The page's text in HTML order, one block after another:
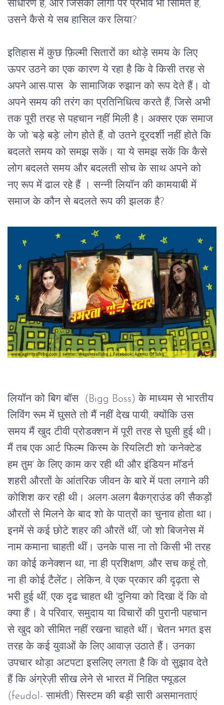
साधारण है, और जिसका लोगों पर प्रभाव भी सिमित है,
उसने कैसे ये सब हासिल कर लिया?
इतिहास में कुछ फ़िल्मी सितारों का थोड़े समय के लिए
ऊपर उठने का एक कारण ये रहा है कि वे किसी तरह से
अपने आस-पास  के सामाजिक रुझान को रूप देते हैं। वो
अपने समय की तरंग का प्रतिनिधित्व करते हैं, जिसे अभी
तक पूरी तरह से पहचान नहीं मिली है। अक्सर एक समाज
के जो 'बड़े बड़े' लोग होते हैं, वो उतने दूरदर्शी नहीं होते कि
बदलते समय को समझ सकें। या ये समझ सकें कि कैसे
लोग बदलते समय और बदलती सोच के साथ अपने को
नए रूप में ढाल रहे हैं । सन्नी लियॉन की कामयाबी में
समाज के कौन से बदलते रूप की झलक है?
लियॉन को बिग बॉस  (Bigg Boss) के माध्यम से भारतीय
लिविंग रूम में घुसते तो मैं नहीं देख पायी, क्योंकि उस
समय मैं खुद टीवी प्रोडक्शन में पूरी तरह से घुसी हुई थी।
मैं तब एक आर्ट फिल्म किस्म के रियलिटी शो 'कनेक्टेड
हम तुम' के लिए काम कर रही थी और इंडियन मॉडर्न
शहरी औरतों के आंतरिक जीवन के बारे में पता लगाने की
कोशिश कर रही थी। अलग-अलग बैकग्राउंड की सैकड़ों
औरतों से मिलने के बाद शो के पात्रों का चुनाव होता था।
इनमें से कई छोटे शहर की औरतें थीं, जो शो बिजनेस में
नाम कमाना चाहती थीं। उनके पास ना तो किसी भी तरह
का कोई कनेक्शन था, ना ही प्रशिक्षण, और सच कहूं तो,
ना ही कोई टैलेंट। लेकिन, वे एक प्रकार की दृढ़ता से
भरी हुई थीं, एक दृढ चाहत थी 'दुनिया को दिखा दें कि वो
क्या हैं'। वे परिवार, समुदाय या विचारों की पुरानी पहचान
से खुद को सीमित नहीं रखना चाहते थीं। चेतन भगत इस
तरह के कई युवाओं के लिए आवाज़ उठाते हैं। उनका
उपचार थोड़ा अटपटा इसलिए लगता है कि वो सुझाव देते
हैं कि अंग्रेज़ी सीख लेने से भारत में निहित फ्यूडल
(feudal- सामंती) सिस्टम की बड़ी सारी असमानताएं